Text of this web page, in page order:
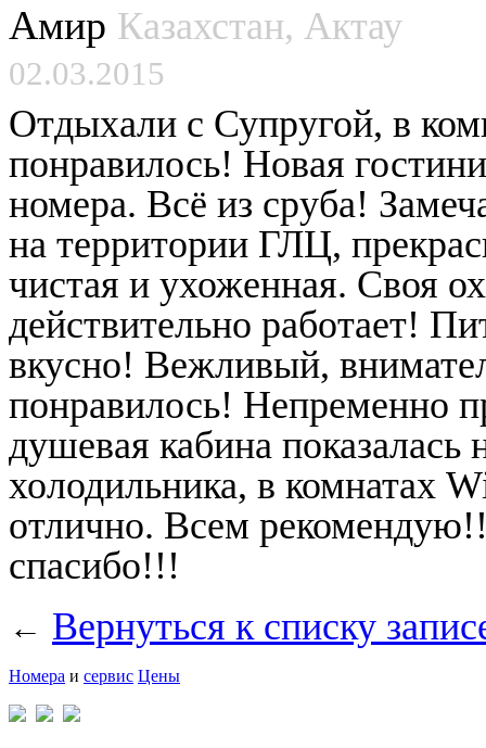
Амир Казахстан, Актау
02.03.2015
Отдыхали с Супругой, в
понравилось! Новая
номера. Всё из сруба!
на территории ГЛЦ,
чистая и ухоженная. Своя
действительно работает!
вкусно! Вежливый,
понравилось! Непременно
душевая кабина показалась
холодильника, в комнатах
отлично. Всем
спасибо!!!
← Вернуться к списку
Номера и сервис Цены